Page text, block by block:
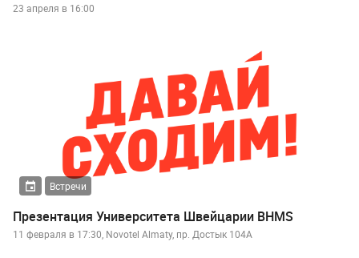
23 апреля в 16:00
Встречи
Презентация Университета Швейцарии BHMS
11 февраля в 17:30, Novotel Almaty, пр. Достык 104А